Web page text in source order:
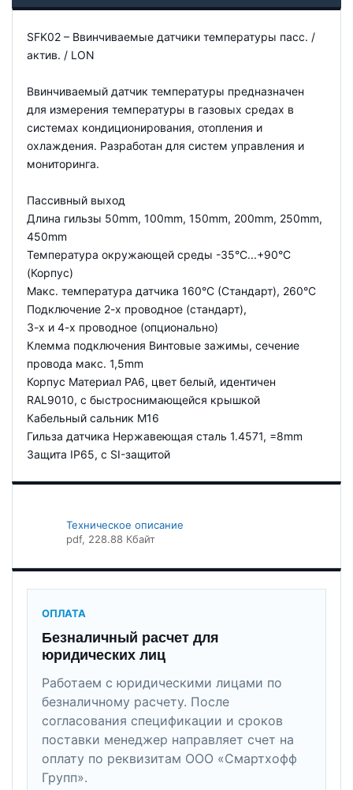
SFK02 – Ввинчиваемые датчики температуры пасс. /
актив. / LON
Ввинчиваемый датчик температуры предназначен
для измерения температуры в газовых средах в
системах кондиционирования, отопления и
охлаждения. Разработан для систем управления и
мониторинга.
Пассивный выход
Длина гильзы 50mm, 100mm, 150mm, 200mm, 250mm,
450mm
Температура окружающей среды -35°C...+90°C
(Корпус)
Макс. температура датчика 160°C (Стандарт), 260°C
Подключение 2-х проводное (стандарт),
3-х и 4-х проводное (опционально)
Клемма подключения Винтовые зажимы, сечение
провода макс. 1,5mm
Корпус Материал PA6, цвет белый, идентичен
RAL9010, с быстроснимающейся крышкой
Кабельный сальник M16
Гильза датчика Нержавеющая сталь 1.4571, =8mm
Защита IP65, c SI-защитой
Техническое описание
pdf, 228.88 Кбайт
ОПЛАТА
Безналичный расчет для
юридических лиц
Работаем с юридическими лицами по
безналичному расчету. После
согласования спецификации и сроков
поставки менеджер направляет счет на
оплату по реквизитам ООО «Смартхофф
Групп».